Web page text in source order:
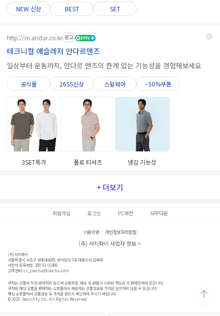
NEW 신상 BEST SET
http://m.andar.co.kr 광고
테크니컬 애슬레저 안다르맨즈
일상부터 운동까지, 안다르 맨즈의 한계 없는 기능성을 경험해보세요
공식몰 26SS신상 스윔웨어 ~50%쿠폰
3SET특가 폴로 티셔츠 냉감 기능성
+ 더보기
회원가입 로그인 PC버전 APP다운
이용약관 개인정보처리방침
(주) 서치파이 사업자 정보
(주)서치파이
서울특별시 서초구 반포대로88, 반석빌딩 5층 대표이사 김태묵
사업자 등록번호: 388-81-01489
고객센터:cs_coocha@coocha.com
쿠차는 상품에 직접 관여하지 않으며 상품주문, 배송 및 환불의 의무와 책임은 각 판매업체에 있습니다.
쿠차와 해당 상품을 판매하는 쇼핑몰에서 제공하는 상품정보와 가격은 일치하지 않을 수 있습니다.
해당 쇼핑몰에서 상품정보 및 가격을 반드시 확인하여 주시기 바랍니다.
© 2020. SearchFy Inc. All Rights Reserved.